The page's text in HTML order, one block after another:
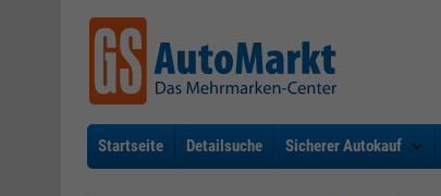
Startseite Detailsuche Sicherer Autokauf